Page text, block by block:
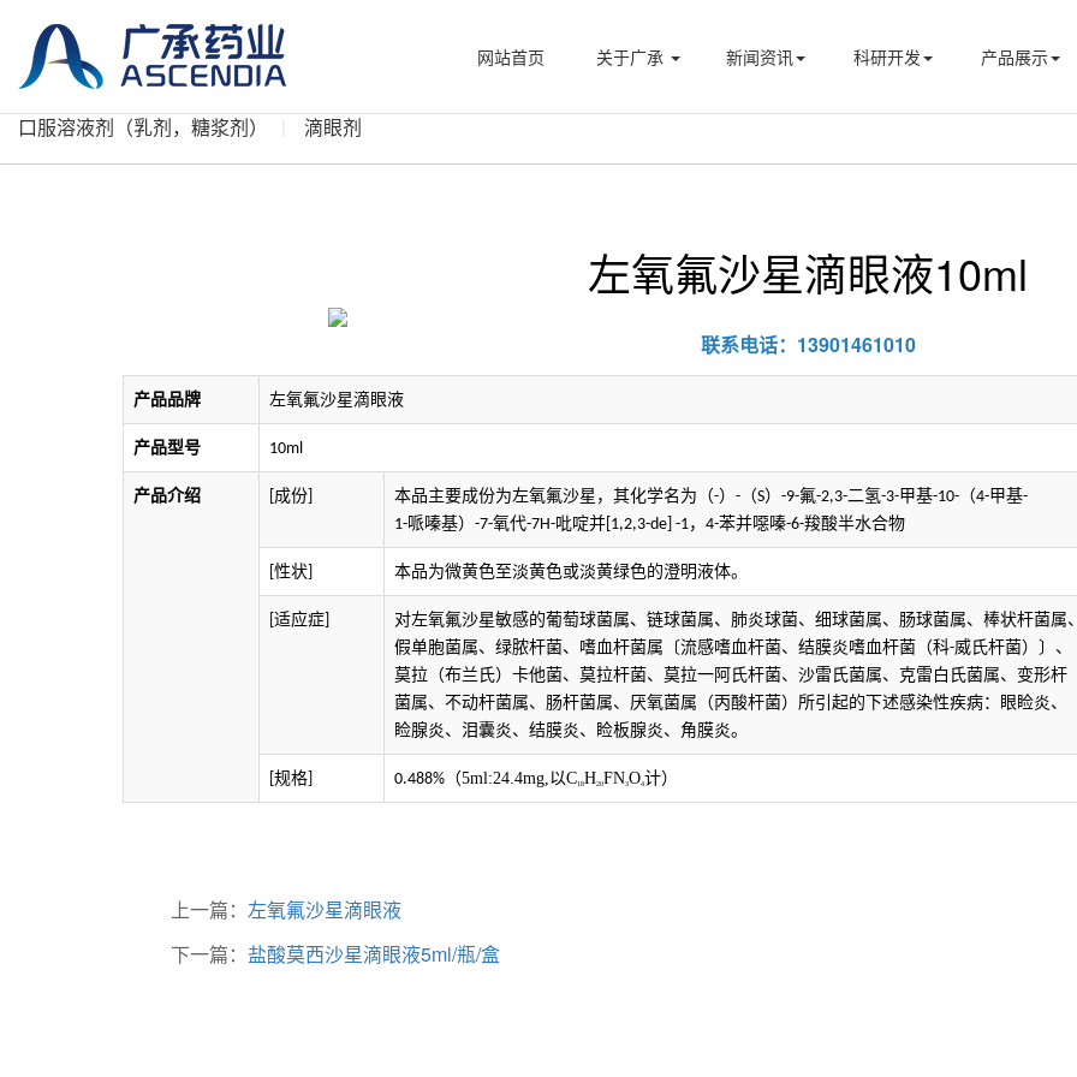
网站首页 关于广承 新闻资讯 科研开发 产品展示
口服溶液剂（乳剂，糖浆剂） 滴眼剂
左氧氟沙星滴眼液10ml
联系电话：13901461010
产品品牌 左氧氟沙星滴眼液
产品型号 10ml
产品介绍 成份 本品主要成份为左氧氟沙星，其化学名为 （-） - （S） -9-氟-2,3-二氢-3-甲基-10- （4-甲基-
1-哌嗪基） -7-氧代-7H-吡啶并 [1,2,3-de] -1， 4-苯并噁嗪-6-羧酸半水合物
性状 本品为微黄色至淡黄色或淡黄绿色的澄明液体。
适应症
对左氧氟沙星敏感的葡萄球菌属、链球菌属、肺炎球菌、细球菌属、肠球菌属、棒状杆菌属
假单胞菌属、绿脓杆菌、嗜血杆菌属〔流感嗜血杆菌、结膜炎嗜血杆菌（科-威氏杆菌）〕、
莫拉（布兰氏）卡他菌、莫拉杆菌、莫拉一阿氏杆菌、沙雷氏菌属、克雷白氏菌属、变形杆
菌属、不动杆菌属、肠杆菌属、厌氧菌属（丙酸杆菌）所引起的下述感染性疾病：
眼睑炎、
睑腺炎、泪囊炎、结膜炎、睑板腺炎、角膜炎。
规格 0.488% （5ml:24.4mg,以C18H20FN3O4计）
上一篇： 左氧氟沙星滴眼液
下一篇： 盐酸莫西沙星滴眼液5ml/瓶/盒